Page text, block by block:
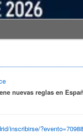
nuevas reglas en
inscribirse/?evento=70988